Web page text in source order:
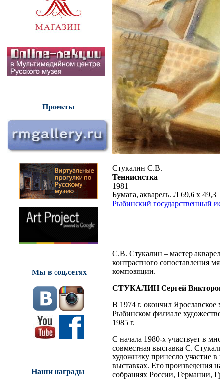
Проекты
Мы в соц.сетях
Наши награды
Стукалин С.В.
Теннисистка
1981
Бумага, акварель. Л 69,6 x 49,3
Рыбинский государственный
С.В. Стукалин – мастер
контрастного сопоставления
композиции.
СТУКАЛИН Сергей
В 1974 г. окончил Ярославское
Рыбинском филиале
1985 г.
С начала 1980-х участвует в
совместная выставка С.
художнику принесло участие
выставках. Его произведения
собраниях России,